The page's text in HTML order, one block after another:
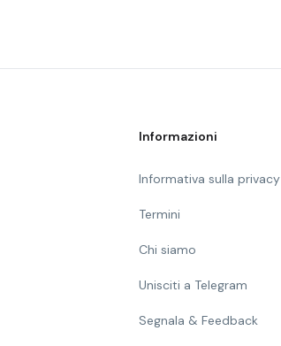
Informazioni
Informativa sulla privacy
Termini
Chi siamo
Unisciti a Telegram
Segnala & Feedback